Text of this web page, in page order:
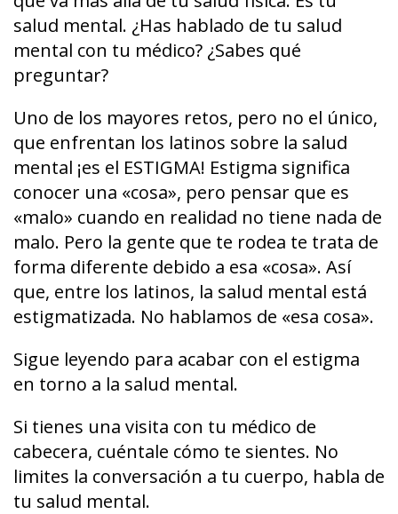
salud mental. ¿Has hablado de tu salud
mental con tu médico? ¿Sabes qué
preguntar?
Uno de los mayores retos, pero no el único,
que enfrentan los latinos sobre la salud
mental ¡es el ESTIGMA! Estigma significa
conocer una «cosa», pero pensar que es
«malo» cuando en realidad no tiene nada de
malo. Pero la gente que te rodea te trata de
forma diferente debido a esa «cosa». Así
que, entre los latinos, la salud mental está
estigmatizada. No hablamos de «esa cosa».
Sigue leyendo para acabar con el estigma
en torno a la salud mental.
Si tienes una visita con tu médico de
cabecera, cuéntale cómo te sientes. No
limites la conversación a tu cuerpo, habla de
tu salud mental.